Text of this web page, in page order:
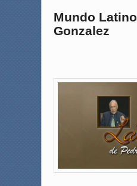
Mundo
Gonzalez